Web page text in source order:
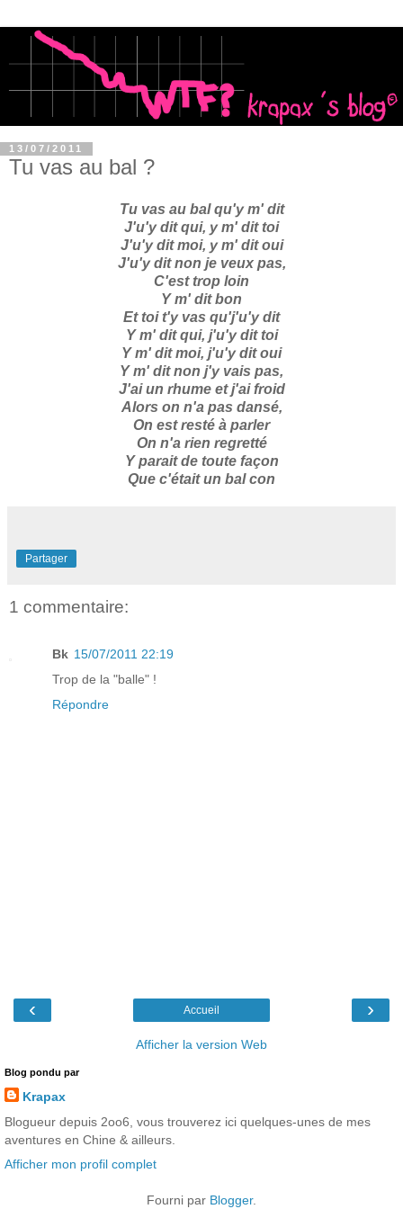
13/07/2011
Tu vas au bal ?
Tu vas au bal qu'y m' dit
J'u'y dit qui, y m' dit toi
J'u'y dit moi, y m' dit oui
J'u'y dit non je veux pas,
C'est trop loin
Y m' dit bon
Et toi t'y vas qu'j'u'y dit
Y m' dit qui, j'u'y dit toi
Y m' dit moi, j'u'y dit oui
Y m' dit non j'y vais pas,
J'ai un rhume et j'ai froid
Alors on n'a pas dansé,
On est resté à parler
On n'a rien regretté
Y parait de toute façon
Que c'était un bal con
Partager
1 commentaire:
Bk 15/07/2011 22:19
Trop de la "balle" !
Répondre
‹ ›
Accueil
Afficher la version Web
Blog pondu par
Krapax
Blogueur depuis 2oo6, vous trouverez ici quelques-unes de mes
aventures en Chine & ailleurs.
Afficher mon profil complet
Fourni par Blogger.